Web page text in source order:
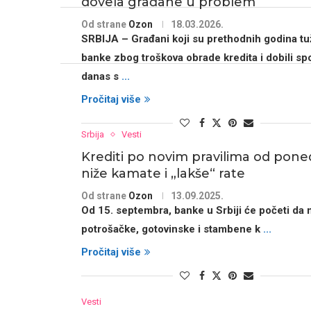
Od strane Ozon 18.03.2026.
SRBIJA – Građani koji su prethodnih godina
banke zbogtroškova obrade kredita i dobili
danas s ...
Pročitaj više
Srbija Vesti
Krediti po novim pravilima od
niže kamate i „lakše“ rate
Od strane Ozon 13.09.2025.
Od 15. septembra, banke u Srbiji će početi da
potrošačke, gotovinske i stambene k ...
Pročitaj više
Vesti